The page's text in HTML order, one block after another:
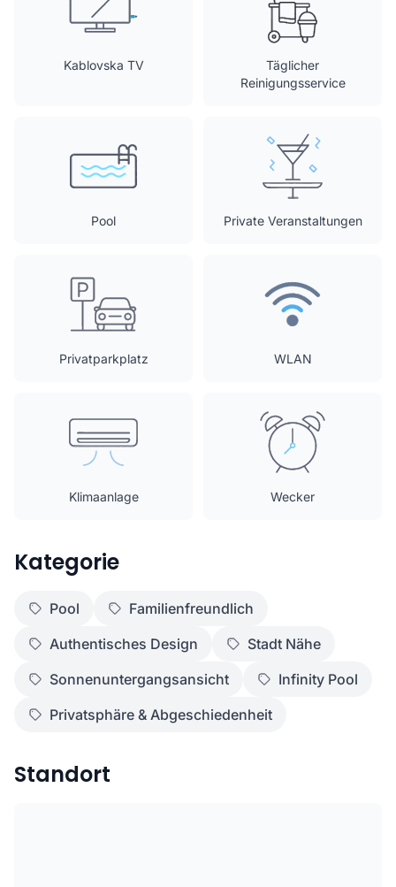
Kablovska TV
Täglicher
Reinigungsservice
Pool Private Veranstaltungen
Privatparkplatz WLAN
Klimaanlage Wecker
Kategorie
Pool
Familienfreundlich
Authentisches Design
Stadt Nähe
Sonnenuntergangsansicht
Infinity Pool
Privatsphäre & Abgeschiedenheit
Standort